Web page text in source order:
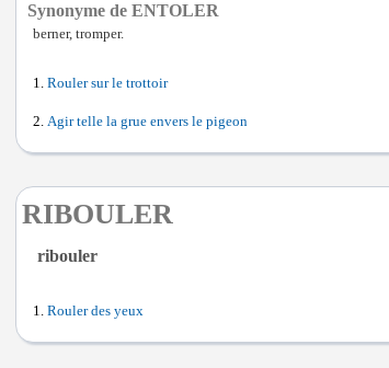
Synonyme de ENTOLER
berner, tromper.
Rouler sur le trottoir
Agir telle la grue envers le pigeon
RIBOULER
ribouler
Rouler des yeux